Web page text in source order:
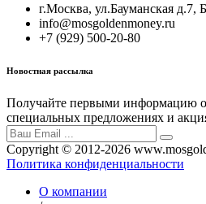
г.Москва, ул.Бауманская д.7,
info@mosgoldenmoney.ru
+7 (929) 500-20-80
Новостная рассылка
Получайте первыми информацию
специальных предложениях и
Copyright © 2012-2026
Политика конфиденциальности
О компании